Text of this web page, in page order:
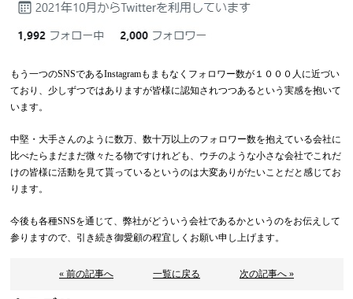
もう一つのSNSであるInstagramもまもなくフォロワー数が１０００人に近づい
ており、少しずつではありますが皆様に認知されつつあるという実感を抱いて
います。
中堅・大手さんのように数万、数十万以上のフォロワー数を抱えている会社に
比べたらまだまだ微々たる物ですけれども、ウチのような小さな会社でこれだ
けの皆様に活動を見て貰っているというのは大変ありがたいことだと感じてお
ります。
今後も各種SNSを通じて、弊社がどういう会社であるかというのをお伝えして
参りますので、引き続き御愛顧の程宜しくお願い申し上げます。
« 前の記事へ 一覧に戻る 次の記事へ »